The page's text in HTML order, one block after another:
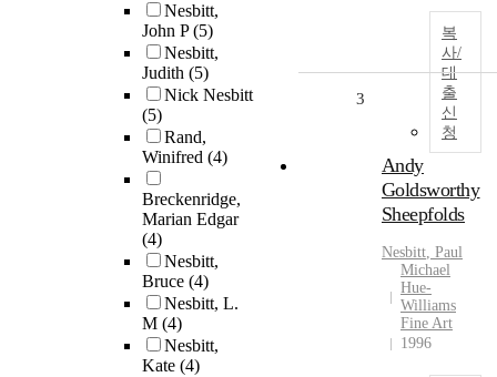
Nesbitt,
John P(5)
Nesbitt,
Judith (5)
Nick Nesbitt
(5)
Rand,
Winifred (4)
Breckenridge,
Marian Edgar
(4)
Nesbitt,
Bruce (4)
Nesbitt, L.
M (4)
Nesbitt,
Kate (4)
복
사/
대
출
신
청
3
Andy
Goldsworthy
Sheepfolds
Nesbitt, Paul
Michael
Hue-
Williams
Fine Art
1996